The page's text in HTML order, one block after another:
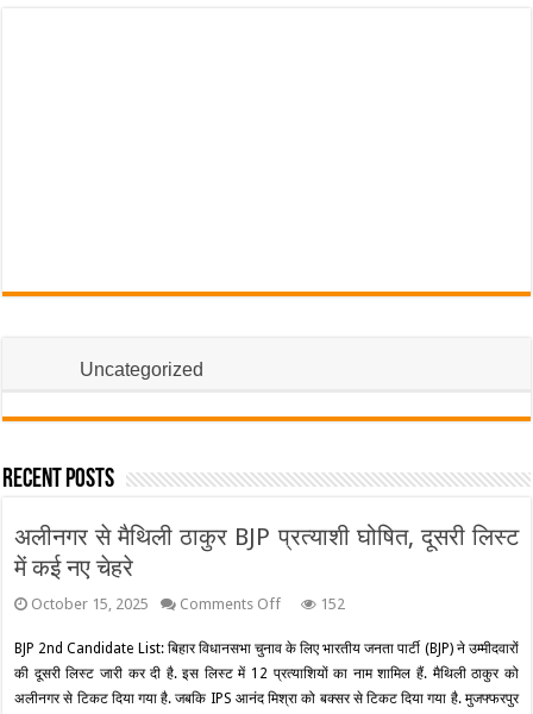
Uncategorized
Recent Posts
अलीनगर से मैथिली ठाकुर BJP प्रत्याशी घोषित, दूसरी लिस्ट
में कई नए चेहरे
October 15, 2025 Comments Offon
से
मैथिली
ठाकुर
BJP
152
BJP 2nd Candidate List: बिहार विधानसभा चुनाव के लिए भारतीय जनता पार्टी (BJP) ने उम्मीदवारों
की दूसरी लिस्ट जारी कर दी है. इस लिस्ट में 12 प्रत्याशियों का नाम शामिल हैं. मैथिली ठाकुर को
अलीनगर से टिकट दिया गया है. जबकि IPS आनंद मिश्रा को बक्सर से टिकट दिया गया है. मुजफ्फरपुर